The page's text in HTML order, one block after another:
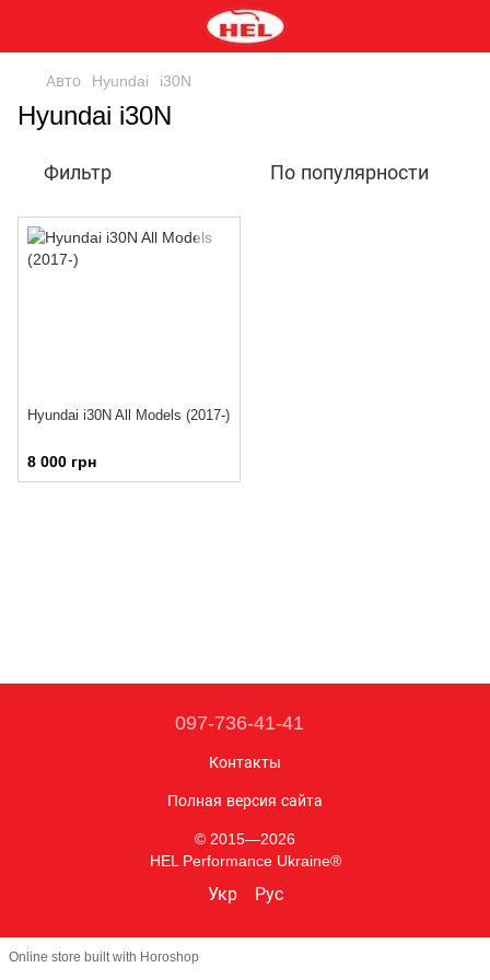
Авто Hyundai i30N
Hyundai i30N
Фильтр По популярности
Hyundai i30N All Models (2017-)
8 000 грн
097-736-41-41
Контакты
Полная версия сайта
© 2015—2026
HEL Performance Ukraine®
Укр Рус
Online store built with Horoshop